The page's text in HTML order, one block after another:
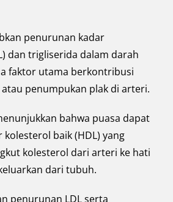
penurunan kadar
dan trigliserida dalam darah
faktor utama berkontribusi
penumpukan plak di arteri.
bahwa puasa dapat
baik (HDL) yang
kolesterol dari arteri ke hati
dari tubuh.
penurunan LDL serta